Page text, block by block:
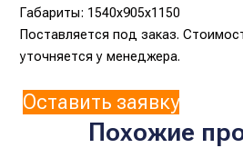
Габариты: 1540x905x1150
Поставляется под заказ.
уточняется у менеджера.
Оставить заявку
Похожие